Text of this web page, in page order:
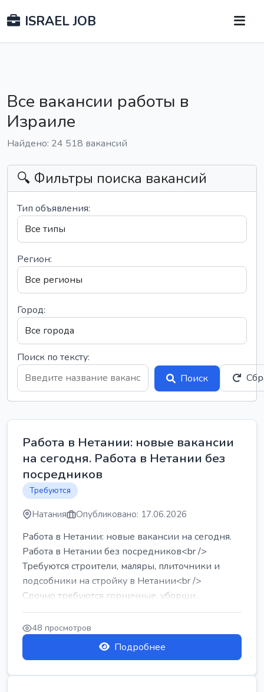
ISRAEL JOB
Все вакансии работы в
Израиле
Найдено: 24 518 вакансий
🔍 Фильтры поиска вакансий
Тип объявления:
Регион:
Город:
Поиск по тексту:
Поиск
Работа в Нетании: новые вакансии
на сегодня. Работа в Нетании без
посредников
Требуются
Натания Опубликовано: 17.06.2026
Работа в Нетании: новые вакансии на сегодня.
Работа в Нетании без посредников<br />
Требуются строители, маляры, плиточники и
подсобники на стройку в Нетании<br />
Срочно требуются горничные, уборщи...
48 просмотров
Подробнее